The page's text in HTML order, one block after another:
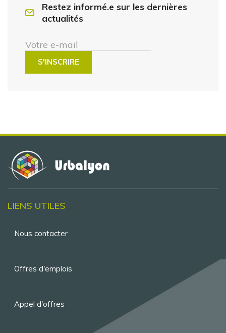
Restez informé.e sur les dernières
actualités
Votre e-mail
LIENS UTILES
Menu
de
Nous contacter
Offres d'emplois
Appel d'offres